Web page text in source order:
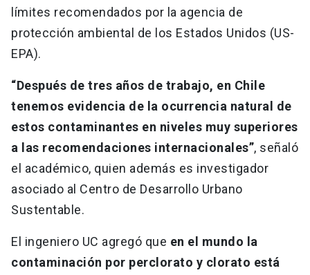
límites recomendados por la agencia de
protección ambiental de los Estados Unidos (US-
EPA).
“Después de tres años de trabajo, en Chile
tenemos evidencia de la ocurrencia natural de
estos contaminantes en niveles muy superiores
a las recomendaciones internacionales”, señaló
el académico, quien además es investigador
asociado al Centro de Desarrollo Urbano
Sustentable.
El ingeniero UC agregó que en el mundo la
contaminación por perclorato y clorato está